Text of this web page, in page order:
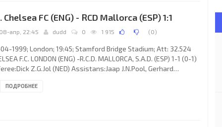
(Iván DE LA
Chelsea FC (ENG) - RCD Mallorca (ESP) 1:1
08-апр, 22:45 dudd 0 1 915 (0)
1999; London; 19:45; Stamford Bridge Stadium; Att: 32.524
F.C. LONDON (ENG) -R.C.D. MALLORCA, S.A.D. (ESP) 1-1 (0-1)
Z.G.Jol (NED) Assistans:Jaap J.N.Pool, Gerhard
Flo 50. CHELSEA F.C. (coach: Gianluca Vialli): Ed de Goey,
ПОДРОБНЕЕ